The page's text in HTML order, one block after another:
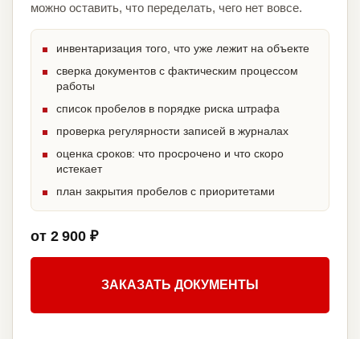
можно оставить, что переделать, чего нет вовсе.
инвентаризация того, что уже лежит на объекте
сверка документов с фактическим процессом
работы
список пробелов в порядке риска штрафа
проверка регулярности записей в журналах
оценка сроков: что просрочено и что скоро
истекает
план закрытия пробелов с приоритетами
от 2 900 ₽
ЗАКАЗАТЬ ДОКУМЕНТЫ